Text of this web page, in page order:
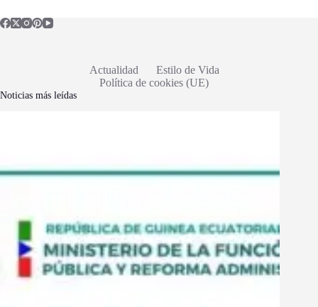
Actualidad
Estilo de Vida
Política de cookies (UE)
Noticias más leídas